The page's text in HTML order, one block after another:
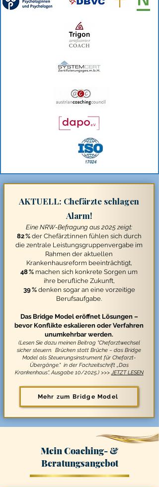
AKTUELL: Chefärzte schlagen
Alarm!
Eine NRW-Befragung aus 2025 zeigt:
82 %der Chefärzt:innen fühlen sich durch
die zentrale Leistungsgruppenvergabe im
Rahmen der aktuellen
Krankenhausreform beeinträchtigt,
48 % machen sich konkrete Sorgen um
ihre berufliche Zukunft,
39 %denken sogar an eine vorzeitige
Berufsaufgabe.
Das Bridge Model eröffnet Lösungen –
bevor Konflikte eskalieren oder Verfahren
unumkehrbar werden.
(Lesen Sie dazu meinen Beitrag "Chefarztwechsel
sicher steuern. Brücken statt Brüche – das Bridge
Model als Steuerungsinstrument für Chefarzt-
Übergänge." in der Fachzeitschrift „Das
Krankenhaus“, Ausgabe 10/2025.) >>>JETZT LESEN
Mehr zum Bridge Model
Mein Coaching- &
Beratungsangebot